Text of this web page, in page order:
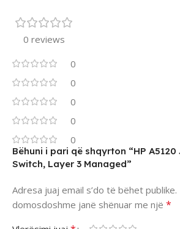
0 reviews
0
0
0
0
0
Bëhuni i pari që shqyrton “HP A5120
Switch, Layer 3 Managed”
Adresa juaj email s’do të bëhet publike.
domosdoshme janë shënuar me një *